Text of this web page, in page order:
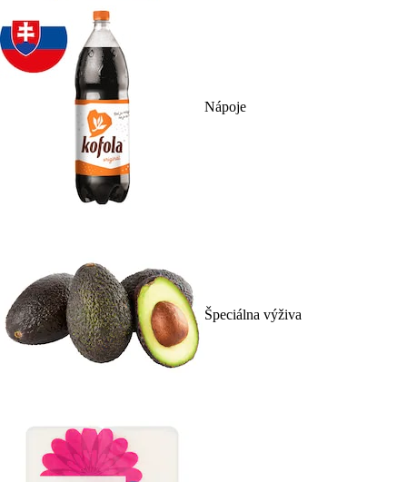
Nápoje
Špeciálna výživa